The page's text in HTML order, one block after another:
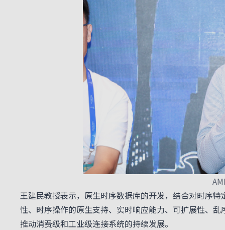
王建民教授表示，原生时序数据库的开发，结合对时序
性、时序操作的原生支持、实时响应能力、可扩展性、
推动消费级和工业级连接系统的持续发展。